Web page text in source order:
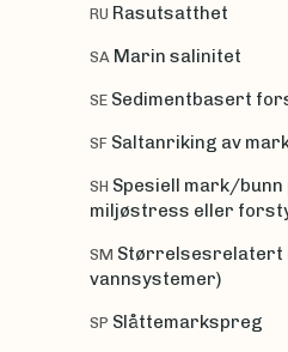
RU Rasutsatthet
SA Marin salinitet
SE Sedimentbasert
SF Saltanriking av
SH Spesiell mark/
miljøstress eller
SM Størrelsesrelatert
vannsystemer)
SP Slåttemarkspreg